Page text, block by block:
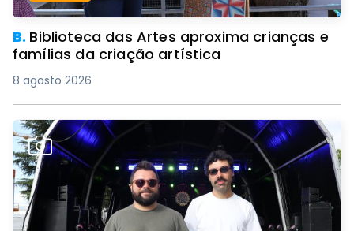
B. Biblioteca das Artes aproxima crianças e
famílias da criação artística
8 agosto 2026